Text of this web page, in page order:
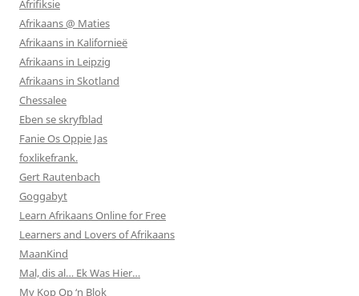
Afrifiksie
Afrikaans @ Maties
Afrikaans in Kalifornieë
Afrikaans in Leipzig
Afrikaans in Skotland
Chessalee
Eben se skryfblad
Fanie Os Oppie Jas
foxlikefrank.
Gert Rautenbach
Goggabyt
Learn Afrikaans Online for Free
Learners and Lovers of Afrikaans
MaanKind
Mal, dis al… Ek Was Hier…
My Kop Op ‘n Blok